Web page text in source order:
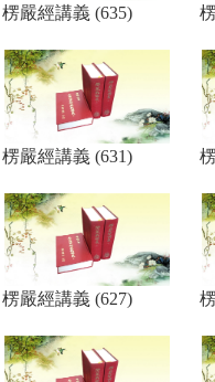
楞嚴經講義 (635)
楞嚴經講義 (631)
楞嚴經講義 (627)